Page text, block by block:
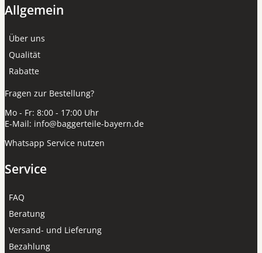
Allgemein
Über uns
Qualität
Rabatte
Fragen zur Bestellung?
Mo - Fr: 8:00 - 17:00 Uhr
E-Mail: info@baggerteile-bayern.de
Whatsapp Service nutzen
Service
FAQ
Beratung
Versand- und Lieferung
Bezahlung